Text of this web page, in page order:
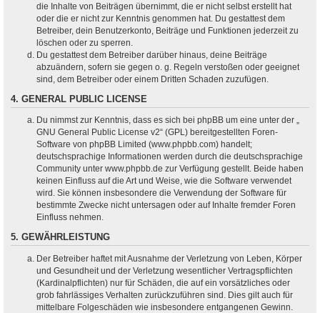
die Inhalte von Beiträgen übernimmt, die er nicht selbst erstellt hat
oder die er nicht zur Kenntnis genommen hat. Du gestattest dem
Betreiber, dein Benutzerkonto, Beiträge und Funktionen jederzeit zu
löschen oder zu sperren.
Du gestattest dem Betreiber darüber hinaus, deine Beiträge
abzuändern, sofern sie gegen o. g. Regeln verstoßen oder geeignet
sind, dem Betreiber oder einem Dritten Schaden zuzufügen.
4. GENERAL PUBLIC LICENSE
Du nimmst zur Kenntnis, dass es sich bei phpBB um eine unter der „
GNU General Public License v2“ (GPL) bereitgestellten Foren-
Software von phpBB Limited (www.phpbb.com) handelt;
deutschsprachige Informationen werden durch die deutschsprachige
Community unter www.phpbb.de zur Verfügung gestellt. Beide haben
keinen Einfluss auf die Art und Weise, wie die Software verwendet
wird. Sie können insbesondere die Verwendung der Software für
bestimmte Zwecke nicht untersagen oder auf Inhalte fremder Foren
Einfluss nehmen.
5. GEWÄHRLEISTUNG
Der Betreiber haftet mit Ausnahme der Verletzung von Leben, Körper
und Gesundheit und der Verletzung wesentlicher Vertragspflichten
(Kardinalpflichten) nur für Schäden, die auf ein vorsätzliches oder
grob fahrlässiges Verhalten zurückzuführen sind. Dies gilt auch für
mittelbare Folgeschäden wie insbesondere entgangenen Gewinn.